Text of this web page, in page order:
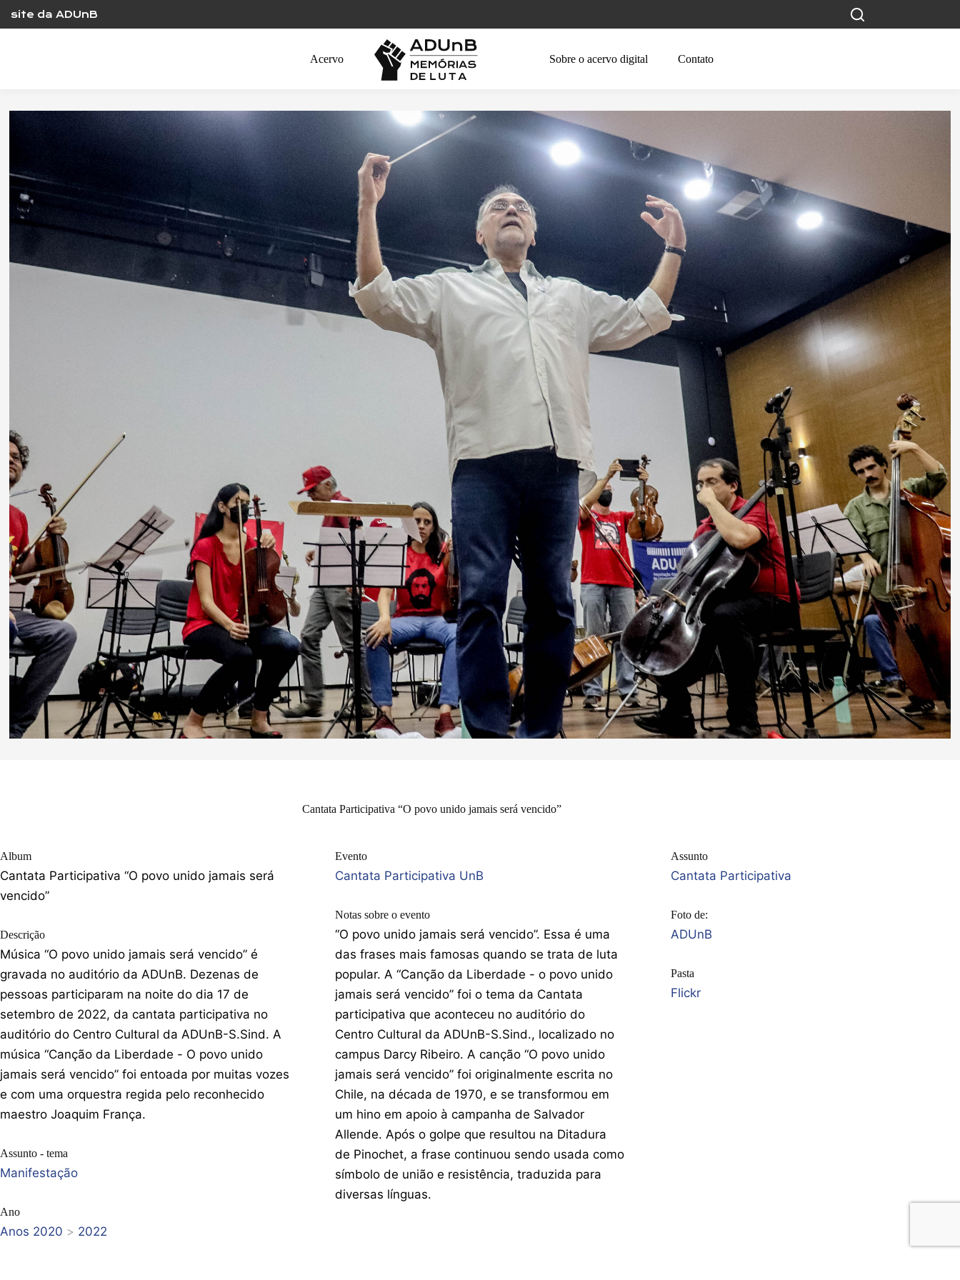
content
site da ADUnB
Acervo Sobre o acervo digital Contato
Cantata Participativa “O povo unido jamais será vencido”
Album
Cantata Participativa “O povo unido jamais será
vencido”
Descrição
Música “O povo unido jamais será vencido” é
gravada no auditório da ADUnB. Dezenas de
pessoas participaram na noite do dia 17 de
setembro de 2022, da cantata participativa no
auditório do Centro Cultural da ADUnB-S.Sind. A
música “Canção da Liberdade - O povo unido
jamais será vencido” foi entoada por muitas vozes
e com uma orquestra regida pelo reconhecido
maestro Joaquim França.
Assunto - tema
Manifestação
Ano
Anos 2020 > 2022
Evento
Cantata Participativa UnB
Notas sobre o evento
“O povo unido jamais será vencido”. Essa é uma
das frases mais famosas quando se trata de luta
popular. A “Canção da Liberdade - o povo unido
jamais será vencido” foi o tema da Cantata
participativa que aconteceu no auditório do
Centro Cultural da ADUnB-S.Sind., localizado no
campus Darcy Ribeiro. A canção “O povo unido
jamais será vencido” foi originalmente escrita no
Chile, na década de 1970, e se transformou em
um hino em apoio à campanha de Salvador
Allende. Após o golpe que resultou na Ditadura
de Pinochet, a frase continuou sendo usada como
símbolo de união e resistência, traduzida para
diversas línguas.
Assunto
Cantata Participativa
Foto de:
ADUnB
Pasta
Flickr